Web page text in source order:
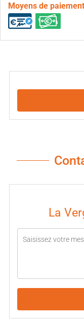
Moyens de paiement
La